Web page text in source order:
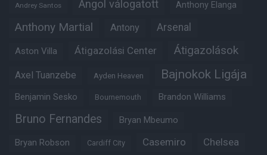
Andrey Santos Angol válogatott Anthony Elanga
Anthony Martial Antony Arsenal
Aston Villa Átigazolási Center Átigazolások
Axel Tuanzebe Ayden Heaven Bajnokok Ligája
Benjamin Sesko Bournemouth Brandon Williams
Bruno Fernandes Bryan Mbeumo
Bryan Robson Cardiff City Casemiro Chelsea